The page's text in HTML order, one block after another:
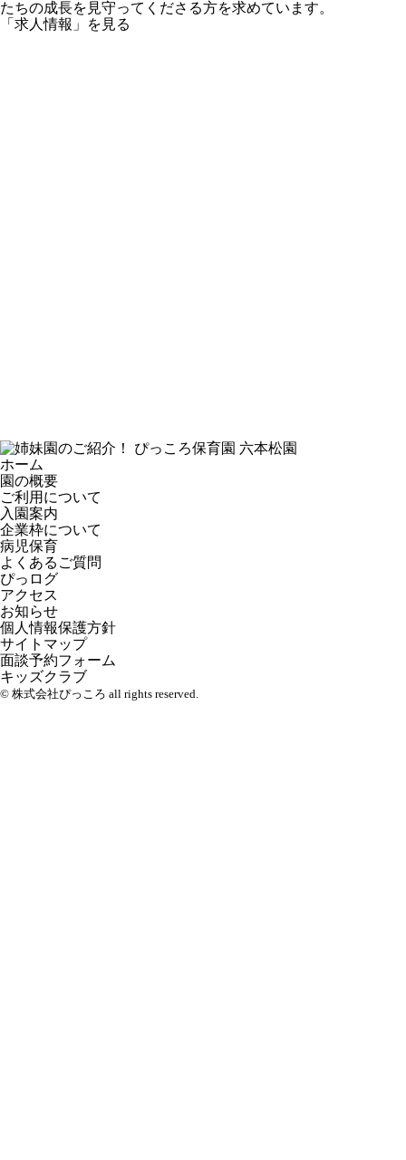
たちの成長を見守ってくださる方を求めています。
「求人情報」を見る
ホーム
園の概要
ご利用について
入園案内
企業枠について
病児保育
よくあるご質問
ぴっログ
アクセス
お知らせ
個人情報保護方針
サイトマップ
面談予約フォーム
キッズクラブ
© 株式会社ぴっころ all rights reserved.